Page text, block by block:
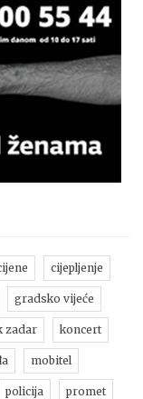
cijepljenje
gradsko vijeće
zadar koncert
mobitel
policija promet